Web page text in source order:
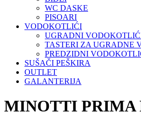
WC DASKE
PISOARI
VODOKOTLIĆI
UGRADNI
TASTERI ZA UGRADNE
PREDZIDNI
SUŠAČI PEŠKIRA
OUTLET
GALANTERIJA
MINOTTI PRIMA